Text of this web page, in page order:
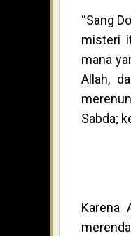
“Sang
misteri
mana
Allah,
Sabda;
Karena